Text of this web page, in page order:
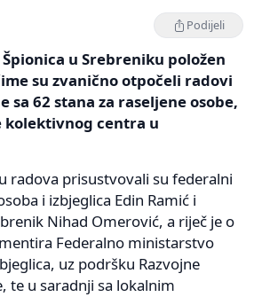
Podijeli
u Srebreniku položen
su zvanično otpočeli radovi
sa 62 stana za raseljene osobe,
kolektivnog centra u
radova prisustvovali su federalni
i izbjeglica Edin Ramić i
Nihad Omerović, a riječ je o
Federalno ministarstvo
uz podršku Razvojne
te u saradnji sa lokalnim